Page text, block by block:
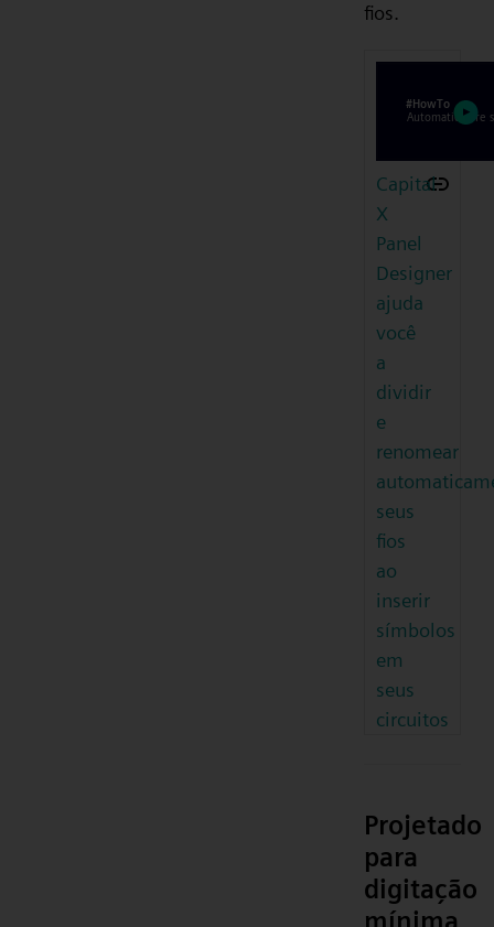
fios.
Capital
X
Panel
Designer
ajuda
você
a
dividir
e
renomear
seus
fios
ao
inserir
símbolos
em
seus
circuitos
Projetado
para
digitação